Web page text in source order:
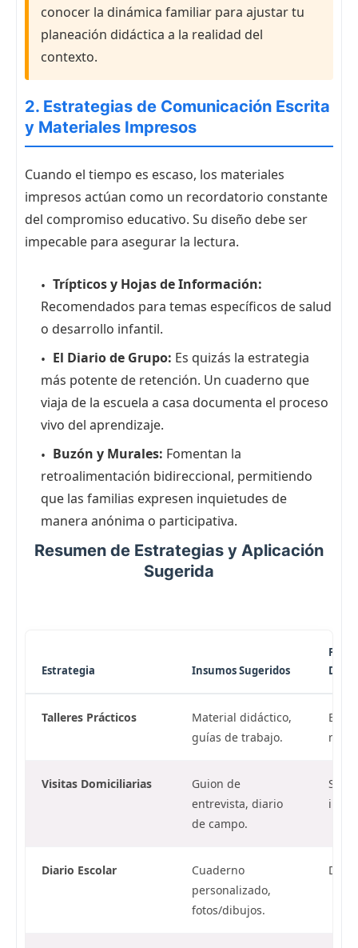
conocer la dinámica familiar para ajustar tu
planeación didáctica a la realidad del
contexto.
2. Estrategias de Comunicación Escrita
y Materiales Impresos
Cuando el tiempo es escaso, los materiales
impresos actúan como un recordatorio constante
del compromiso educativo. Su diseño debe ser
impecable para asegurar la lectura.
Trípticos y Hojas de Información:
Recomendados para temas específicos de salud
o desarrollo infantil.
El Diario de Grupo: Es quizás la estrategia
más potente de retención. Un cuaderno que
viaja de la escuela a casa documenta el proceso
vivo del aprendizaje.
Buzón y Murales: Fomentan la
retroalimentación bidireccional, permitiendo
que las familias expresen inquietudes de
manera anónima o participativa.
Resumen de Estrategias y Aplicación
Sugerida
Estrategia Insumos Sugeridos
Talleres Prácticos
Material didáctico,
guías de trabajo.
min).
Visitas Domiciliarias
Guion de
entrevista, diario
de campo.
Diario Escolar
Cuaderno
personalizado,
fotos/dibujos.